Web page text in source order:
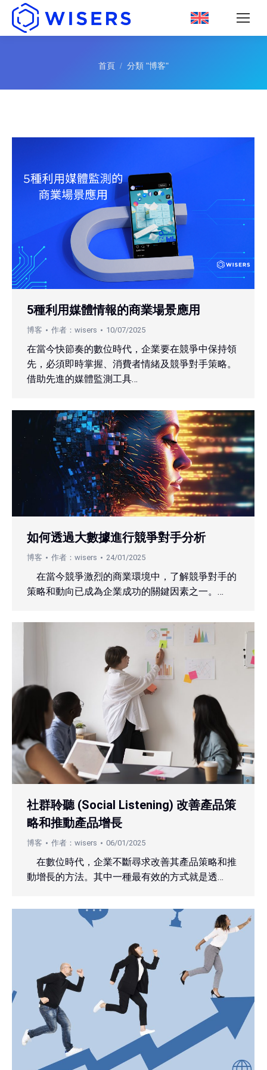
您的位置：
首頁 分類 "博客"
5種利用媒體情報的商業場景應用
博客 作者： wisers 10/07/2025
在當今快節奏的數位時代，企業要在競爭中保持領
先，必須即時掌握、消費者情緒及競爭對手策略。
借助先進的媒體監測工具…
如何透過大數據進行競爭對手分析
博客 作者： wisers 24/01/2025
在當今競爭激烈的商業環境中，了解競爭對手的
策略和動向已成為企業成功的關鍵因素之一。…
社群聆聽 (Social Listening) 改善產品策
略和推動產品增長
博客 作者： wisers 06/01/2025
在數位時代，企業不斷尋求改善其產品策略和推
動增長的方法。其中一種最有效的方式就是透…